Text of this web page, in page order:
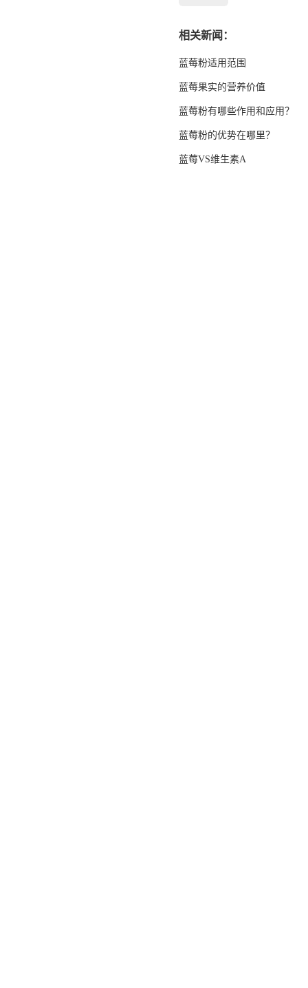
相关新闻：
蓝莓粉适用范围
蓝莓果实的营养价值
蓝莓粉有哪些作用和应用？
蓝莓粉的优势在哪里？
蓝莓VS维生素A